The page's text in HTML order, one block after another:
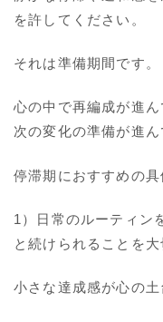
を許してください。
それは準備期間です。
心の中で再編成が進
次の変化の準備が進ん
停滞期におすすめの具
1）日常のルーティン
と続けられることを大
小さな達成感が心の土